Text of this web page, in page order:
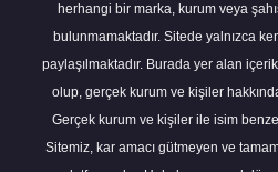
herhangi bir marka, kurum veya
bulunmamaktadır. Sitede yalnızca
paylaşılmaktadır. Burada yer alan
olup, gerçek kurum ve kişiler
Gerçek kurum ve kişiler ile isim
Sitemiz, kar amacı gütmeyen ve